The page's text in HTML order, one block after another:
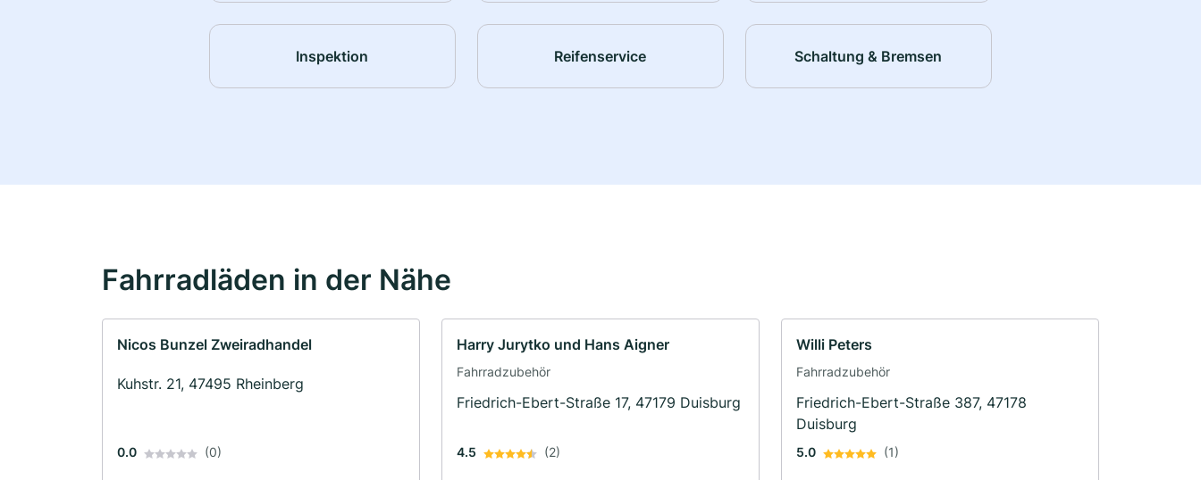
Inspektion Reifenservice Schaltung & Bremsen
Fahrradläden in der Nähe
Nicos Bunzel Zweiradhandel
Kuhstr. 21, 47495 Rheinberg
0.0 (0)
Harry Jurytko und Hans Aigner
Fahrradzubehör
Friedrich-Ebert-Straße 17, 47179 Duisburg
4.5 (2)
Willi Peters
Fahrradzubehör
Friedrich-Ebert-Straße 387, 47178
Duisburg
5.0 (1)